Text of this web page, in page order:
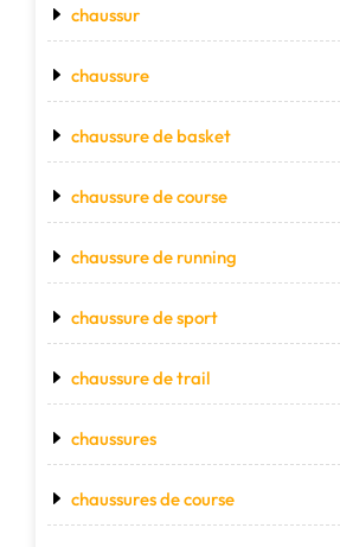
chaussur
chaussure
chaussure de basket
chaussure de course
chaussure de running
chaussure de sport
chaussure de trail
chaussures
chaussures de course